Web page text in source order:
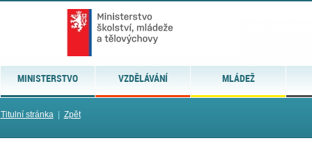
MINISTERSTVO VZDĚLÁVÁNÍ MLÁDEŽ
Titulní stránka| Zpět